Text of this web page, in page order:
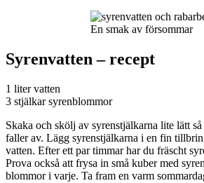
En smak av försommar
Syrenvatten – recept
1 liter vatten
3 stjälkar syrenblommor
Skaka och skölj av syrenstjälkarna lite lätt
faller av. Lägg syrenstjälkarna i en fin
vatten. Efter ett par timmar har du fräscht
Prova också att frysa in små kuber med
blommor i varje. Ta fram en varm